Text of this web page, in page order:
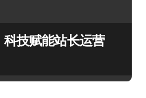
技赋能站长运营